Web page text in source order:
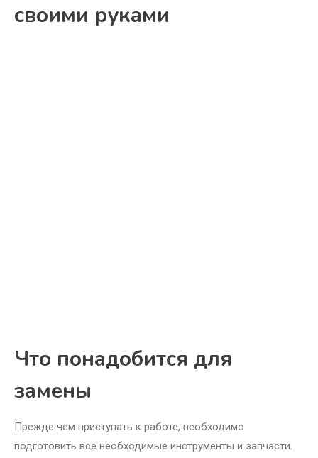
своими руками
Что понадобится для
замены
Прежде чем приступать к работе, необходимо
подготовить все необходимые инструменты и запчасти.